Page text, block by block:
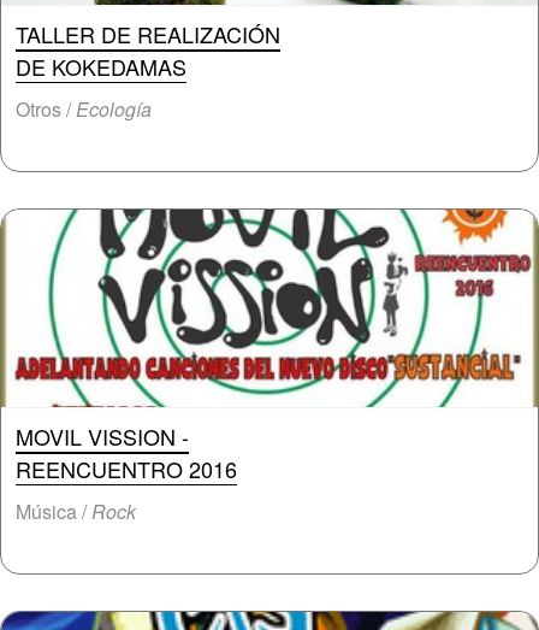
TALLER DE REALIZACIÓN
DE KOKEDAMAS
Otros /Ecología
MOVIL VISSION -
REENCUENTRO 2016
Música /Rock